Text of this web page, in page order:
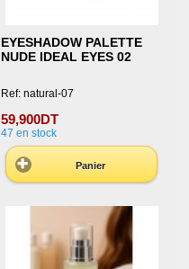
EYESHADOW PALETTE
NUDE IDEAL EYES 02
Ref: natural-07
59,900DT
47 en stock
Panier